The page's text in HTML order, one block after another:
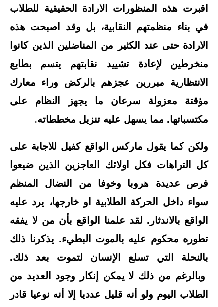
اقبرت هذه المنظورات الارادة الحقيقية للطلاب
في بناء منظمتهم النقابية، بل وقد اصبحت هذه
الارادة حتى عند الكثير من المناضلين الذين كانوا
منخرطين لإعادة تشييد نقابتهم يتسم بطابع
الانتظارية مبررين عجزهم بالركض وراء معارك
مؤقتة معزولة سرعان ما يجهز النظام على
مكتسباتها. مما يسهل عليه تنزيل مخططاته.
ولكن كما يقول ماركس الواقع كفيل للاجابة على
كل التراهات فكل اولائك العاجزين الذين ضيعوا
فرص عديدة هروبا وخوفا من النضال المنظم
سواء داخل الحركة الطلابية او خارجها، يرد عليه
الواقع بالاندثار. لقد علمنا الواقع بأن من لا يفقه
تطوره محكوم عليه بالموت البطيء. يذكرنا ذلك
بالنحلة التي تسلع الإنسان لتموت بعد ذلك.
وبالرغم من ذلك لا يمكن إنكار وجود العديد من
الطلاب اليوم ولو أنه قليل عدديا إلا أنه نوعيا قادر